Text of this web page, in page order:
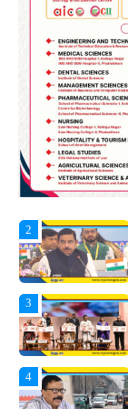
3
4
5